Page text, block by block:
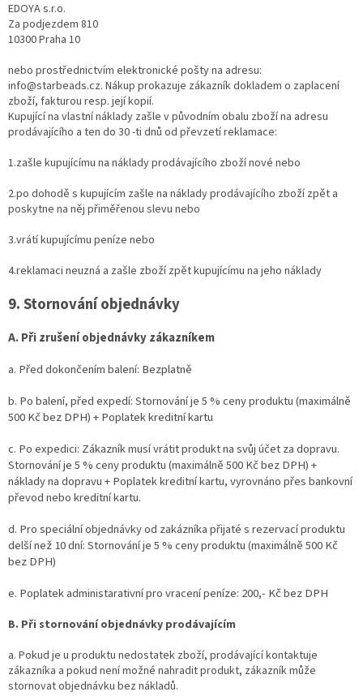
EDOYA s.r.o.
Za podjezdem 810
10300 Praha 10
nebo prostřednictvím elektronické pošty na adresu:
info@starbeads.cz. Nákup prokazuje zákazník dokladem o zaplacení
zboží, fakturou resp. její kopií.
Kupující na vlastní náklady zašle v původním obalu zboží na adresu
prodávajícího a ten do 30 -ti dnů od převzetí reklamace:
1.zašle kupujícímu na náklady prodávajícího zboží nové nebo
2.po dohodě s kupujícím zašle na náklady prodávajícího zboží zpět a
poskytne na něj přiměřenou slevu nebo
3.vrátí kupujícímu peníze nebo
4.reklamaci neuzná a zašle zboží zpět kupujícímu na jeho náklady
9. Stornování objednávky
A. Při zrušení objednávky zákazníkem
a. Před dokončením balení: Bezplatně
b. Po balení, před expedí: Stornování je 5 % ceny produktu (maximálně
500 Kč bez DPH) + Poplatek kreditní kartu
c. Po expedici: Zákazník musí vrátit produkt na svůj účet za dopravu.
Stornování je 5 % ceny produktu (maximálně 500 Kč bez DPH) +
náklady na dopravu + Poplatek kreditní kartu, vyrovnáno přes bankovní
převod nebo kreditní kartu.
d. Pro speciální objednávky od zakázníka přijaté s rezervací produktu
delší než 10 dní: Stornování je 5 % ceny produktu (maximálně 500 Kč
bez DPH)
e. Poplatek administarativní pro vracení peníze: 200,- Kč bez DPH
B. Při stornování objednávky prodávajícím
a. Pokud je u produktu nedostatek zboží, prodávající kontaktuje
zákazníka a pokud není možné nahradit produkt, zákazník může
stornovat objednávku bez nákladů.